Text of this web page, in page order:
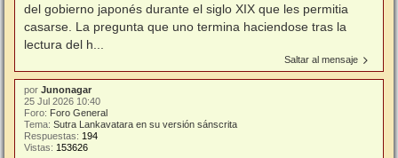
del gobierno japonés durante el siglo XIX que les permitia
casarse. La pregunta que uno termina haciendose tras la
lectura del h...
Saltar al mensaje
por Junonagar
25 Jul 2026 10:40
Foro: Foro General
Tema: Sutra Lankavatara en su versión sánscrita
Respuestas: 194
Vistas: 153626